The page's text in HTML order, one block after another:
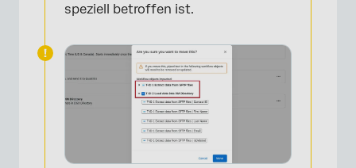
×
speziell betroffen ist.